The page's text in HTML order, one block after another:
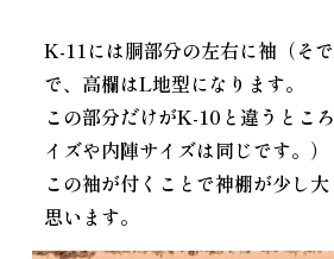
K-11には胴部分の左右に袖（そ
で、高欄はL地型になります。
この部分だけがK-10と違うとこ
イズや内陣サイズは同じです。）
この袖が付くことで神棚が少し
思います。